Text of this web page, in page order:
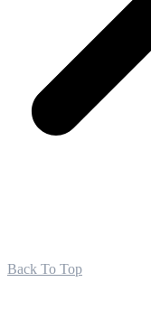
Back To Top